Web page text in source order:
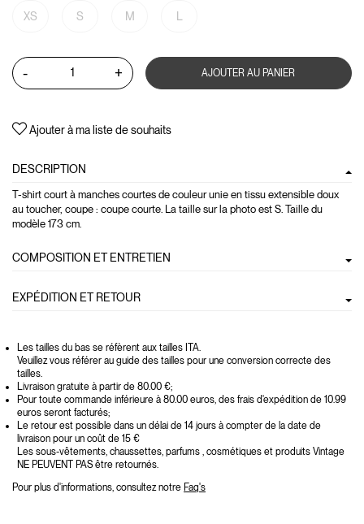
XS S M
- + AJOUTER AU PANIER
Ajouter à ma liste de souhaits
DESCRIPTION
T-shirt court à manches courtes de couleur unie en tissu extensible doux
au toucher, coupe : coupe courte. La taille sur la photo est S. Taille du
modèle 173 cm.
COMPOSITION ET ENTRETIEN
EXPÉDITION ET RETOUR
Les tailles du bas se réfèrent aux tailles ITA.
Veuillez vous référer au guide des tailles pour une conversion correcte des
tailles.
Livraison gratuite à partir de 80.00 €;
Pour toute commande inférieure à 80.00 euros, des frais d'expédition de 10.99
euros seront facturés;
Le retour est possible dans un délai de 14 jours à compter de la date de
livraison pour un coût de 15 €
Les sous-vêtements, chaussettes, parfums , cosmétiques et produits Vintage
NE PEUVENT PAS être retournés.
Pour plus d'informations, consultez notre Faq's